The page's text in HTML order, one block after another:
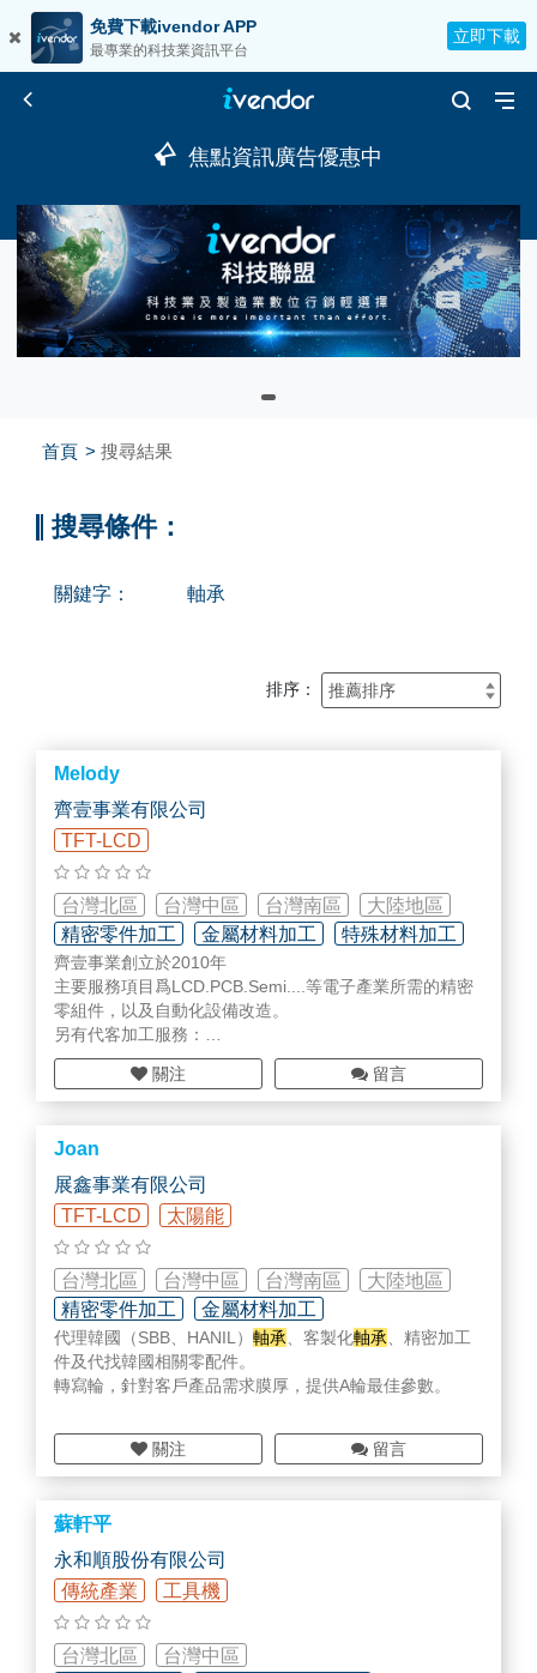
免費下載ivendor APP
最專業的科技業資訊平台
立即下載
焦點資訊廣告優惠中
首頁 搜尋結果
搜尋條件：
關鍵字： 軸承
排序：
Melody
齊壹事業有限公司
TFT-LCD
台灣北區 台灣中區 台灣南區
大陸地區
精密零件加工
金屬材料加工 特殊材料加工
齊壹事業創立於2010年
主要服務項目爲LCD.PCB.Semi....等電子產業所需的精密
零組件，以及自動化設備改造。
另有代客加工服務：
應用 - LCD、SEMICON 用精密部品、真空腔體、航太組
件等精密加
材料 - 可供應一般／高階／ESD工程塑料，不鏽鋼 (奧氏體
系列)、鈦合金等等，或依客戶提供料件代工。
擁有研發與製作團隊，豐厚的技術經驗與能量，站在客戶
需求與成本角度，提供全方位的專業服務！
關注 留言
Joan
展鑫事業有限公司
TFT-LCD
太陽能
台灣北區 台灣中區 台灣南區
大陸地區
精密零件加工
金屬材料加工
乾/溼/光洗淨部品
代理韓國（SBB、HANIL） 軸承、客製化軸承、精密加工
件及代找韓國相關零配件。
轉寫輪，針對客戶產品需求膜厚，提供A輪最佳參數。
關注 留言
蘇軒平
永和順股份有限公司
傳統產業
工具機
台灣北區
台灣中區